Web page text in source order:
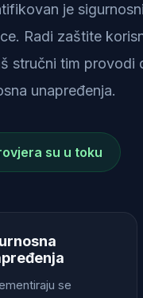
je
Radi zaštite
stručni tim provodi
unapređenja.
su u toku
se